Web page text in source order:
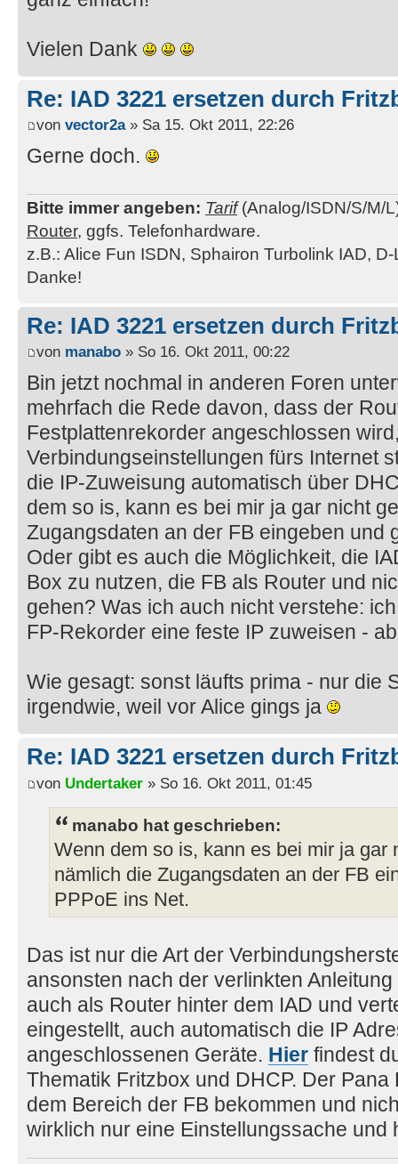
Vielen Dank
Re: IAD 3221 ersetzen durch
von vector2a» Sa 15. Okt 2011, 22:26
Gerne doch.
Bitte immer angeben: Tarif(Analog/ISDN/S/M/
Router, ggfs. Telefonhardware.
z.B.: Alice Fun ISDN, Sphairon Turbolink IAD,
Danke!
Re: IAD 3221 ersetzen durch
von manabo » So 16. Okt 2011, 00:22
Bin jetzt nochmal in anderen Foren
mehrfach die Rede davon, dass der
Festplattenrekorder angeschlossen
Verbindungseinstellungen fürs Internet
die IP-Zuweisung automatisch über
dem so is, kann es bei mir ja gar nicht
Zugangsdaten an der FB eingeben und
Oder gibt es auch die Möglichkeit, die
Box zu nutzen, die FB als Router und
gehen? Was ich auch nicht verstehe:
FP-Rekorder eine feste IP zuweisen -
Wie gesagt: sonst läufts prima - nur die
irgendwie, weil vor Alice gings ja
Re: IAD 3221 ersetzen durch
von Undertaker » So 16. Okt 2011, 01:45
manabo hat geschrieben:
Wenn dem so is, kann es bei mir ja gar
nämlich die Zugangsdaten an der FB
PPPoE ins Net.
Das ist nur die Art der
ansonsten nach der verlinkten
auch als Router hinter dem IAD und
eingestellt, auch automatisch die IP
angeschlossenen Geräte. Hier findest
Thematik Fritzbox und DHCP. Der
dem Bereich der FB bekommen und
wirklich nur eine Einstellungssache und